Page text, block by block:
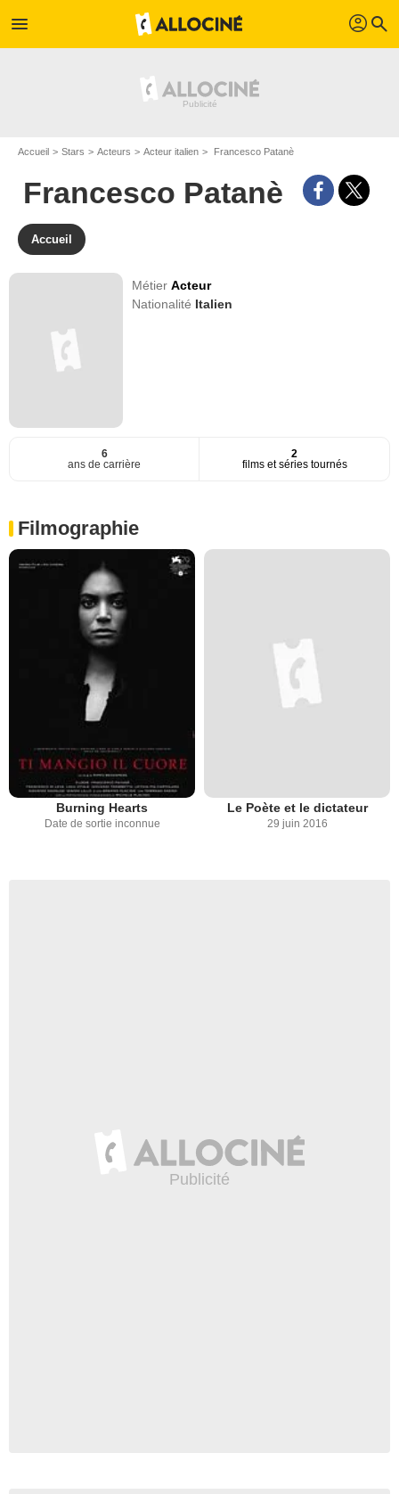
menu profil search
Accueil Stars Acteurs Acteur italien Francesco Patanè
Francesco Patanè
Accueil
MétierActeur
Nationalité Italien
6
ans de carrière
2
films et séries tournés
Filmographie
Burning Hearts
Date de sortie inconnue
Le Poète et le dictateur
29 juin 2016